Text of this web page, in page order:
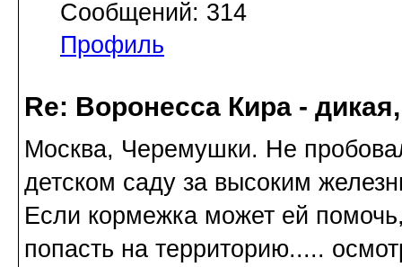
Сообщений: 314
Профиль
Re: Воронесса Кира -
Москва, Черемушки. Не
детском саду за высоким
Если кормежка может ей
попасть на территорию.....